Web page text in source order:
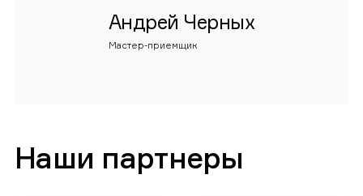
Андрей Черных
Мастер-приемщик
Наши партнеры